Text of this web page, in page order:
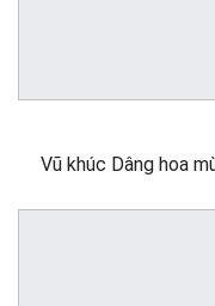
Vũ khúc Dâng hoa